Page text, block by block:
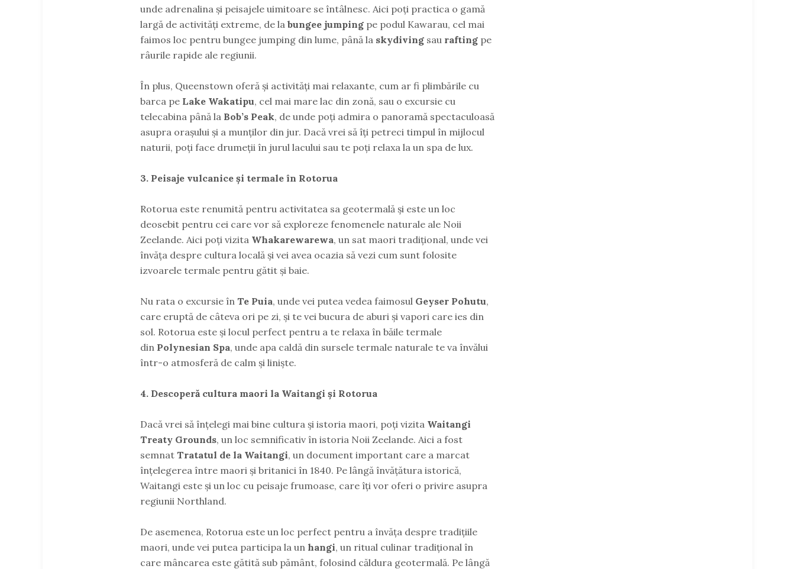
unde adrenalina și peisajele uimitoare se întâlnesc. Aici poți practica o gamă
largă de activități extreme, de la bungee jumpingpe podul Kawarau, cel mai
faimos loc pentru bungee jumping din lume, până la skydivingsau raftingpe
râurile rapide ale regiunii.
În plus, Queenstown oferă și activități mai relaxante, cum ar fi plimbările cu
barca pe Lake Wakatipu, cel mai mare lac din zonă, sau o excursie cu
telecabina până la Bob’s Peak, de unde poți admira o panoramă spectaculoasă
asupra orașului și a munților din jur. Dacă vrei să îți petreci timpul în mijlocul
naturii, poți face drumeții în jurul lacului sau te poți relaxa la un spa de lux.
3. Peisaje vulcanice și termale în Rotorua
Rotorua este renumită pentru activitatea sa geotermală și este un loc
deosebit pentru cei care vor să exploreze fenomenele naturale ale Noii
Zeelande. Aici poți vizita Whakarewarewa, un sat maori tradițional, unde vei
învăța despre cultura locală și vei avea ocazia să vezi cum sunt folosite
izvoarele termale pentru gătit și baie.
Nu rata o excursie în Te Puia, unde vei putea vedea faimosul Geyser Pohutu,
care eruptă de câteva ori pe zi, și te vei bucura de aburi și vapori care ies din
sol. Rotorua este și locul perfect pentru a te relaxa în băile termale
din Polynesian Spa, unde apa caldă din sursele termale naturale te va învălui
într-o atmosferă de calm și liniște.
4. Descoperă cultura maori la Waitangi și Rotorua
Dacă vrei să înțelegi mai bine cultura și istoria maori, poți vizita Waitangi
Treaty Grounds, un loc semnificativ în istoria Noii Zeelande. Aici a fost
semnat Tratatul de la Waitangi, un document important care a marcat
înțelegerea între maori și britanici în 1840. Pe lângă învățătura istorică,
Waitangi este și un loc cu peisaje frumoase, care îți vor oferi o privire asupra
regiunii Northland.
De asemenea, Rotorua este un loc perfect pentru a învăța despre tradițiile
maori, unde vei putea participa la un hangi, un ritual culinar tradițional în
care mâncarea este gătită sub pământ, folosind căldura geotermală. Pe lângă